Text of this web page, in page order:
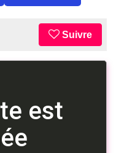
Suivre
est